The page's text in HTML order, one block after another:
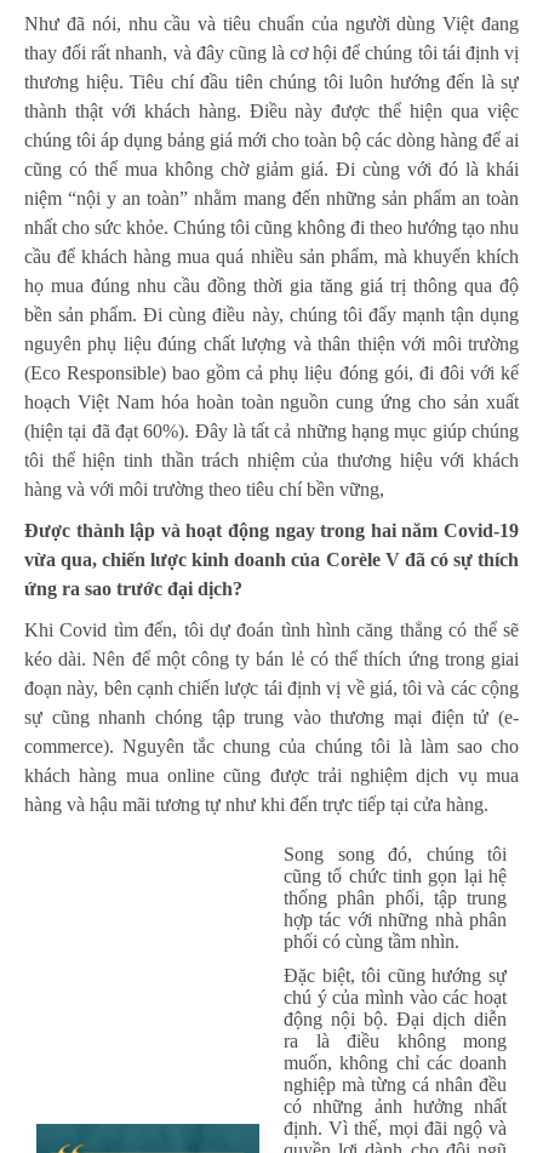
Như đã nói, nhu cầu và tiêu chuẩn của người dùng Việt đang
thay đổi rất nhanh, và đây cũng là cơ hội để chúng tôi tái định vị
thương hiệu. Tiêu chí đầu tiên chúng tôi luôn hướng đến là sự
thành thật với khách hàng. Điều này được thể hiện qua việc
chúng tôi áp dụng bảng giá mới cho toàn bộ các dòng hàng để ai
cũng có thể mua không chờ giảm giá. Đi cùng với đó là khái
niệm “nội y an toàn” nhằm mang đến những sản phẩm an toàn
nhất cho sức khỏe. Chúng tôi cũng không đi theo hướng tạo nhu
cầu để khách hàng mua quá nhiều sản phẩm, mà khuyến khích
họ mua đúng nhu cầu đồng thời gia tăng giá trị thông qua độ
bền sản phẩm. Đi cùng điều này, chúng tôi đẩy mạnh tận dụng
nguyên phụ liệu đúng chất lượng và thân thiện với môi trường
(Eco Responsible) bao gồm cả phụ liệu đóng gói, đi đôi với kế
hoạch Việt Nam hóa hoàn toàn nguồn cung ứng cho sản xuất
(hiện tại đã đạt 60%). Đây là tất cả những hạng mục giúp chúng
tôi thể hiện tinh thần trách nhiệm của thương hiệu với khách
hàng và với môi trường theo tiêu chí bền vững,
Được thành lập và hoạt động ngay trong hai năm Covid-19
vừa qua, chiến lược kinh doanh của Corèle V đã có sự thích
ứng ra sao trước đại dịch?
Khi Covid tìm đến, tôi dự đoán tình hình căng thẳng có thể sẽ
kéo dài. Nên để một công ty bán lẻ có thể thích ứng trong giai
đoạn này, bên cạnh chiến lược tái định vị về giá, tôi và các cộng
sự cũng nhanh chóng tập trung vào thương mại điện tử (e-
commerce). Nguyên tắc chung của chúng tôi là làm sao cho
khách hàng mua online cũng được trải nghiệm dịch vụ mua
hàng và hậu mãi tương tự như khi đến trực tiếp tại cửa hàng.
Song song đó, chúng tôi
cũng tổ chức tinh gọn lại hệ
thống phân phối, tập trung
hợp tác với những nhà phân
phối có cùng tầm nhìn.
Đặc biệt, tôi cũng hướng sự
chú ý của mình vào các hoạt
động nội bộ. Đại dịch diễn
ra là điều không mong
muốn, không chỉ các doanh
nghiệp mà từng cá nhân đều
có những ảnh hưởng nhất
định. Vì thế, mọi đãi ngộ và